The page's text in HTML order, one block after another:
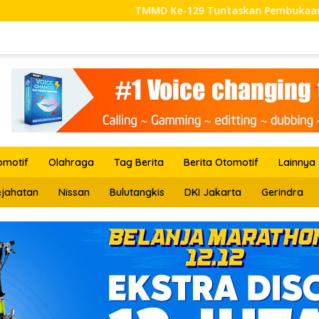
TMMD Ke-129 Tuntaskan Pembukaan
Olahraga Tag Berita Berita Otomotif Lainnya
Nissan Bulutangkis DKI Jakarta Gerindra